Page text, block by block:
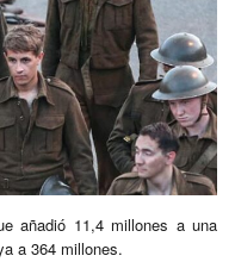
añadió 11,4 millones a una
a 364 millones.